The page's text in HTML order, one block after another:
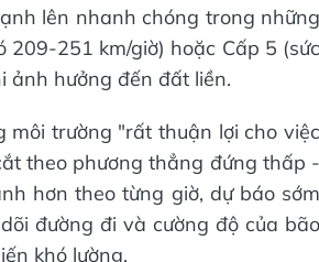
lên nhanh chóng trong những
209-251 km/giờ) hoặc Cấp 5 (sức
ảnh hưởng đến đất liền.
môi trường "rất thuận lợi cho việc
theo phương thẳng đứng thấp -
hơn theo từng giờ, dự báo sớm
đường đi và cường độ của bão
khó lường.